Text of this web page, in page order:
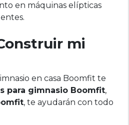
en máquinas elípticas
mi
en casa Boomfit te
para gimnasio Boomfit,
, te ayudarán con todo